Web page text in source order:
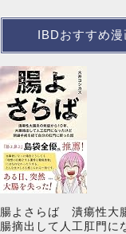
IBDおすすめ漫
腸よさらば 潰瘍性大
腸摘出して人工肛門に